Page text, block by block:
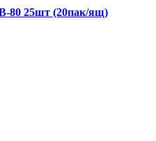
80 25шт (20пак/ящ)